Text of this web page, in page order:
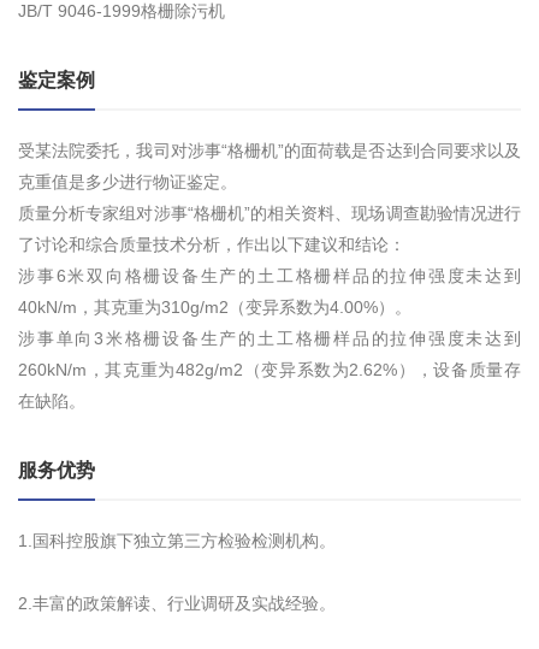
JB/T 9046-1999格栅除污机
鉴定案例
受某法院委托，我司对涉事“格栅机”的面荷载是否达到合同要求以及
克重值是多少进行物证鉴定。
质量分析专家组对涉事“格栅机”的相关资料、现场调查勘验情况进行
了讨论和综合质量技术分析，作出以下建议和结论：
涉事6米双向格栅设备生产的土工格栅样品的拉伸强度未达到
40kN/m，其克重为310g/m2（变异系数为4.00%）。
涉事单向3米格栅设备生产的土工格栅样品的拉伸强度未达到
260kN/m，其克重为482g/m2（变异系数为2.62%），设备质量存
在缺陷。
服务优势
1.国科控股旗下独立第三方检验检测机构。
2.丰富的政策解读、行业调研及实战经验。